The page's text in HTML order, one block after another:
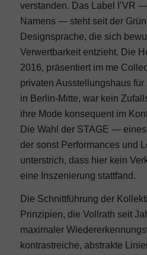
verstanden. Das Label I’VR
Namens — steht seit der
Designsprache, die sich
Verwertbarkeit entzieht. Die
2016, präsentiert im me
privaten Ausstellungshaus
in Berlin-Mitte, war kein
ihre Mode konsequent im
Die Wahl der STAGE —
der sonst Performances und
unterstrich, dass hier kein
eine Inszenierung stattfand.
Die Schnittführung der
Prinzipien, die Vollrath seit
maximaler
kontrastreiche, abstrakte